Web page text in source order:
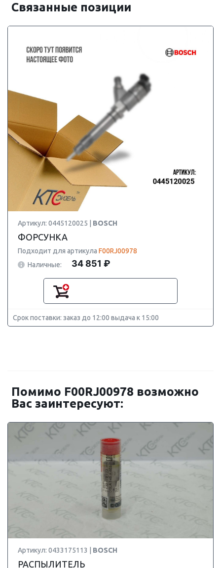
Связанные позиции
Артикул: 0445120025 | BOSCH
ФОРСУНКА
Подходит для артикула F00RJ00978
Наличные:
34 851 ₽
Срок поставки: заказ до 12:00 выдача к 15:00
Помимо F00RJ00978 возможно
Вас заинтересуют:
Артикул: 0433175113 | BOSCH
РАСПЫЛИТЕЛЬ